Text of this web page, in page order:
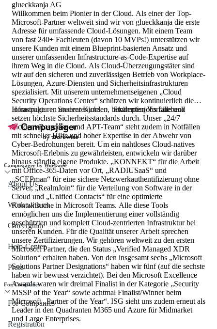
glueckkanja AG
Willkommen beim Pionier in der Cloud. Als einer der Top-
Microsoft-Partner weltweit sind wir von glueckkanja die erste
Adresse für umfassende Cloud-Lösungen. Mit einem Team
von fast 240+ Fachleuten (davon 10 MVPs!) unterstützen wir
unsere Kunden mit einem Blueprint-basierten Ansatz und
unserer umfassenden Infrastructure-as-Code-Expertise auf
ihrem Weg in die Cloud. Als Cloud-Überzeugungstäter sind
wir auf den sicheren und zuverlässigen Betrieb von Workplace-
Lösungen, Azure-Diensten und Sicherheitsinfrastrukturen
spezialisiert. Mit unserem unternehmenseigenen „Cloud
Security Operations Center“ schützen wir kontinuierlich die
Infrastrukturen unserer Kunden, bekämpfen Vorfälle und
setzen höchste Sicherheitsstandards durch. Unser „24/7
Incident-Response- und APT-Team“ steht zudem in Notfällen
mit schneller Hilfe und hoher Expertise in der Abwehr von
Cyber-Bedrohungen bereit. Um ein nahtloses Cloud-natives
Microsoft-Erlebnis zu gewährleisten, entwickeln wir darüber
hinaus ständig eigene Produkte. „KONNEKT“ für die Arbeit
mit Office-365-Daten vor Ort, „RADIUSaaS“ und
„SCEPman“ für eine sichere Netzwerkauthentifizierung ohne
Server, „RealmJoin“ für die Verteilung von Software in der
Cloud und „Unified Contacts“ für eine optimierte
Kontaktsuche in Microsoft Teams. Alle diese Tools
ermöglichen uns die Implementierung einer vollständig
geschützten und komplett Cloud-zentrierten Infrastruktur bei
unseren Kunden. Für die Qualität unserer Arbeit sprechen
unsere Zertifizierungen. Wir gehören weltweit zu den ersten
Microsoft Partner, die den Status „Verified Managed XDR
Solution“ erhalten haben. Von den insgesamt sechs „Microsoft
Solutions Partner Designations“ haben wir fünf (auf die sechste
haben wir bewusst verzichtet). Bei den Microsoft Excellence
Awards waren wir dreimal Finalist in der Kategorie „Security
MSSP of the Year“ sowie achtmal Finalist/Winner beim
Microsoft „Partner of the Year“. ISG sieht uns zudem erneut als
Leader in den Quadranten M365 und Azure für Midmarket
und Large Enterprises.
Homepage Studentenjobs Studentenjobs Luebeck
Campusjäger by Workwise
About Us
Work with us
Careerguide
Help-Center
Press
For Companies
For Companies
Registration